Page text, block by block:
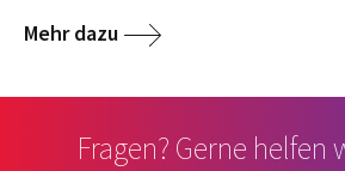
Mehr dazu
Fragen? Gerne helfen